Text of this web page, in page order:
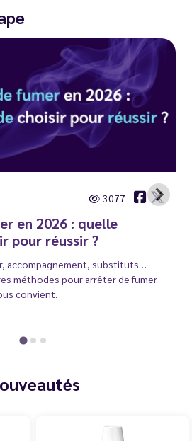
3077
en 2026 : quelle
pour réussir ?
accompagnement, substituts…
méthodes pour arrêter de fumer
convient.